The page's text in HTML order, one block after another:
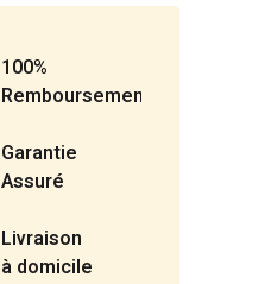
100%
Remboursement
Garantie
Assuré
Livraison
à domicile